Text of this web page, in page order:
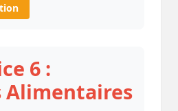
6 :
Alimentaires